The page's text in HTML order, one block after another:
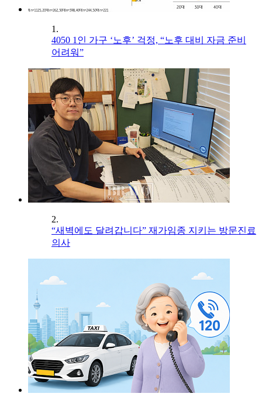
1.
4050 1인 가구 ‘노후’ 걱정, “노후 대비 자금 준비
어려워”
2.
“새벽에도 달려갑니다” 재가임종 지키는 방문진료
의사